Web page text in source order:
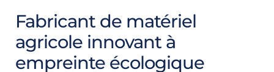
Fabricant de matériel
agricole innovant à
empreinte écologique